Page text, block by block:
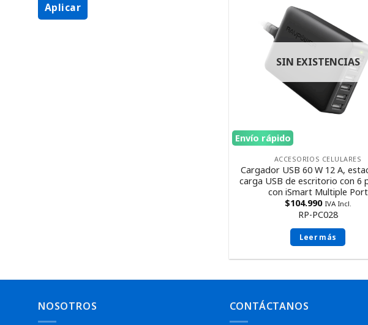
Aplicar
Envío rápido
SIN EXISTENCIAS
ACCESORIOS CELULARES
Cargador USB 60 W 12 A,
carga USB de escritorio con 6
con iSmart Multiple Port
$104.990 IVA Incl.
RP-PC028
Leer más
NOSOTROS CONTÁCTANOS